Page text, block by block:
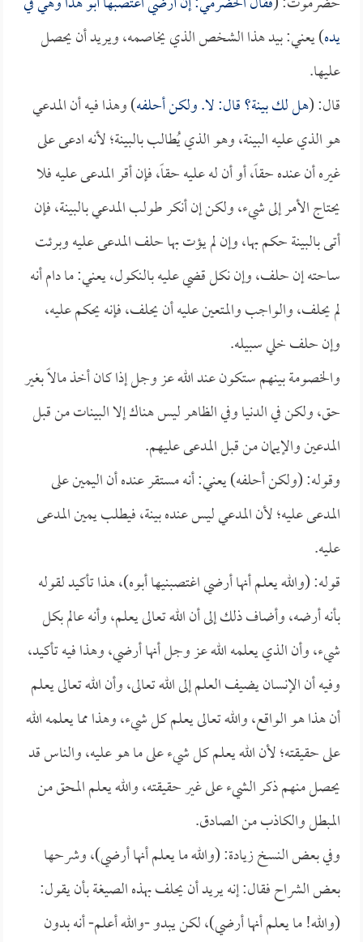
يده) يعني: بيد هذا الشخص الذي يخاصمه، ويريد أن يحصل
عليها.
قال: (هل لك بينة؟ قال: لا. ولكن أحلفه) وهذا فيه أن المدعي
هو الذي عليه البينة، وهو الذي يُطالب بالبينة؛ لأنه ادعى على
غيره أن عنده حقاً، أو أن له عليه حقاً، فإن أقر المدعى عليه فلا
يحتاج الأمر إلى شيء، ولكن إن أنكر طولب المدعي بالبينة، فإن
أتى بالبينة حكم بها، وإن لم يؤت بها حلف المدعى عليه وبرئت
ساحته إن حلف، وإن نكل قضي عليه بالنكول، يعني: ما دام أنه
لم يحلف، والواجب والمتعين عليه أن يحلف، فإنه يحكم عليه،
وإن حلف خلي سبيله.
والخصومة بينهم ستكون عند الله عز وجل إذا كان أخذ مالاً بغير
حق، ولكن في الدنيا وفي الظاهر ليس هناك إلا البينات من قبل
المدعين والإيمان من قبل المدعى عليهم.
وقوله: (ولكن أحلفه) يعني: أنه مستقر عنده أن اليمين على
المدعى عليه؛ لأن المدعي ليس عنده بينة، فيطلب يمين المدعى
عليه.
قوله: (والله يعلم أنها أرضي اغتصبنيها أبوه)، هذا تأكيد لقوله
بأنه أرضه، وأضاف ذلك إلى أن الله تعالى يعلم، وأنه عالم بكل
شيء، وأن الذي يعلمه الله عز وجل أنها أرضي، وهذا فيه تأكيد،
وفيه أن الإنسان يضيف العلم إلى الله تعالى، وأن الله تعالى يعلم
أن هذا هو الواقع، والله تعالى يعلم كل شيء، وهذا مما يعلمه الله
على حقيقته؛ لأن الله يعلم كل شيء على ما هو عليه، والناس قد
يحصل منهم ذكر الشيء على غير حقيقته، والله يعلم المحق من
المبطل والكاذب من الصادق.
وفي بعض النسخ زيادة: (والله ما يعلم أنها أرضي)، وشرحها
بعض الشراح فقال: إنه يريد أن يحلف بهذه الصيغة بأن يقول:
(والله! ما يعلم أنها أرضي)، لكن يبدو -والله أعلم- أنه بدون